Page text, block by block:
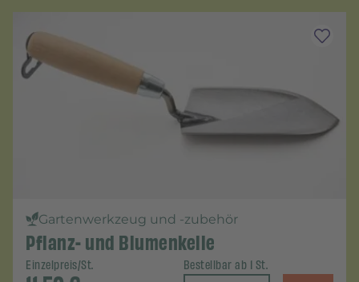
Gartenwerkzeug und -zubehör
Pflanz- und Blumenkelle
Einzelpreis/St. Bestellbar ab 1 St.